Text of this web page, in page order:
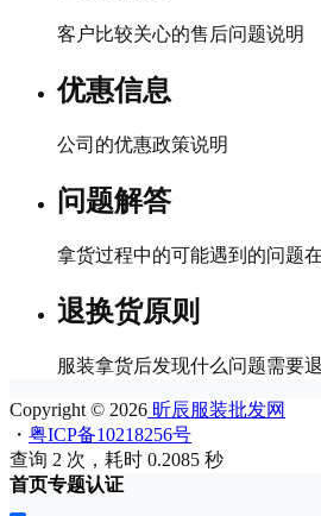
客户比较关心的售后问题说明
优惠信息
公司的优惠政策说明
问题解答
拿货过程中的可能遇到的问题
退换货原则
服装拿货后发现什么问题需要
Copyright © 2026 昕辰服装批发网
・ 粤ICP备10218256号
查询 2 次，耗时 0.2085 秒
首页专题认证